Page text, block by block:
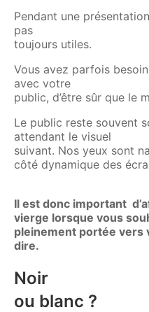
Pendant une
pas
toujours utiles.
Vous avez parfois
avec votre
public, d’être sûr que le
Le public reste souvent
attendant le visuel
suivant. Nos yeux sont
côté dynamique des
Il est donc important
vierge lorsque vous
pleinement portée vers
dire.
Noir
ou blanc ?